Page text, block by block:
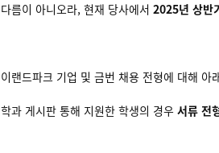
다름이 아니오라, 현재 당사에서 2025년 상반
이랜드파크 기업 및 금번 채용 전형에 대해 아
학과 게시판 통해 지원한 학생의 경우 서류 전